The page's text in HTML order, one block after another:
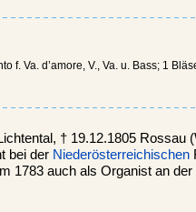
f. Va. d’amore, V., Va. u. Bass; 1
† 19.12.1805 Rossau
bei der Niederösterreichischen
1783 auch als Organist an